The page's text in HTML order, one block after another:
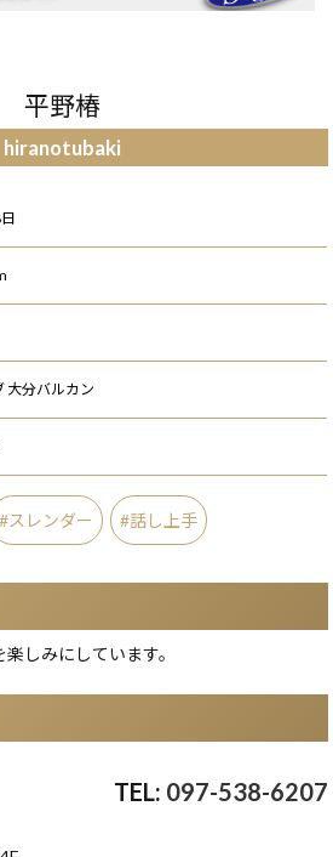
平野椿
hiranotubaki
大分バルカン
スレンダー 話し上手
しみにしています。
097-538-6207